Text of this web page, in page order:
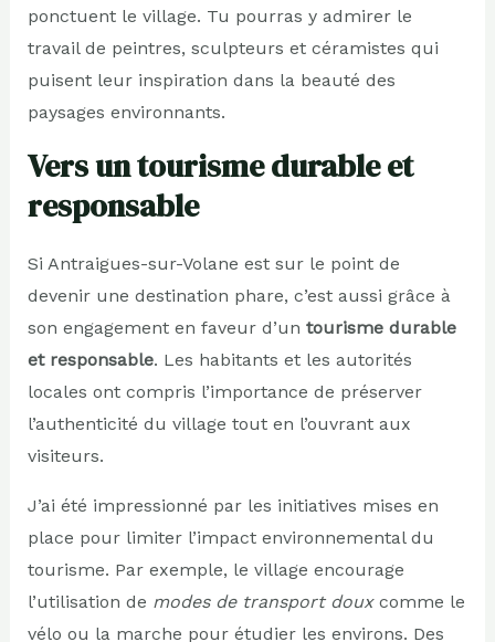
ponctuent le village. Tu pourras y admirer le
travail de peintres, sculpteurs et céramistes qui
puisent leur inspiration dans la beauté des
paysages environnants.
Vers un tourisme durable et
responsable
Si Antraigues-sur-Volane est sur le point de
devenir une destination phare, c’est aussi grâce à
son engagement en faveur d’un tourisme durable
et responsable. Les habitants et les autorités
locales ont compris l’importance de préserver
l’authenticité du village tout en l’ouvrant aux
visiteurs.
J’ai été impressionné par les initiatives mises en
place pour limiter l’impact environnemental du
tourisme. Par exemple, le village encourage
l’utilisation de modes de transport douxcomme le
vélo ou la marche pour étudier les environs. Des